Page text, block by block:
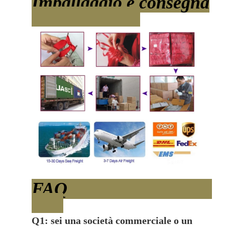
FAQ
Q1: sei una società commerciale o un